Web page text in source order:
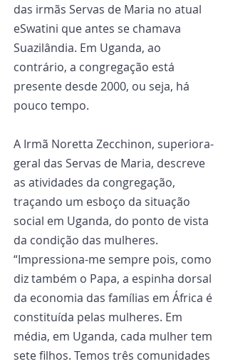
das irmãs Servas de Maria no atual
eSwatini que antes se chamava
Suazilândia. Em Uganda, ao
contrário, a congregação está
presente desde 2000, ou seja, há
pouco tempo.
A Irmã Noretta Zecchinon, superiora-
geral das Servas de Maria, descreve
as atividades da congregação,
traçando um esboço da situação
social em Uganda, do ponto de vista
da condição das mulheres.
“Impressiona-me sempre pois, como
diz também o Papa, a espinha dorsal
da economia das famílias em África é
constituída pelas mulheres. Em
média, em Uganda, cada mulher tem
sete filhos. Temos três comunidades